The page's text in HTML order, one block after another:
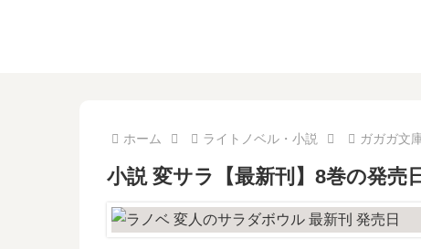
ホーム ライトノベル・小説 ガガガ文
小説 変サラ【最新刊】8巻の発売